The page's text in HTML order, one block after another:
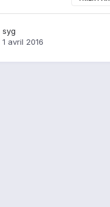
syg
1 avril 2016